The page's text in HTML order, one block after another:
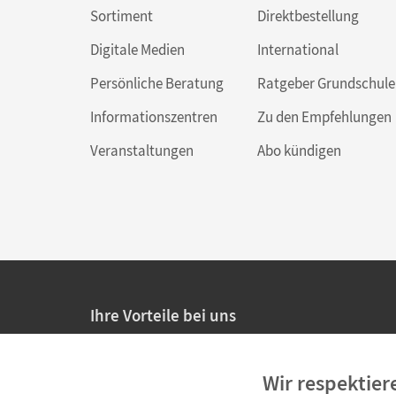
Sortiment
Digitale Medien
Persönliche Beratung
Informationszentren
Veranstaltungen
Direktbestellung
International
Ratgeber Grundschule
Zu den Empfehlungen
Abo kündigen
Ihre Vorteile bei uns
Wir